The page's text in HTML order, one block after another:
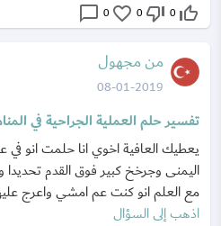
thumb_up_off_alt
0
thumb_down_off_alt
0
favorite_border
0
chat_bubble_outline
من مجهول
08-01-2019
تفسير حلم العملية الجراحية في
يعطيك العافية اخوي انا حلمت انو
اليمنى وجرخخ كبير فوق القدم
مع العلم انو كنت عم امشي واعرج
اذهب إلى السؤال